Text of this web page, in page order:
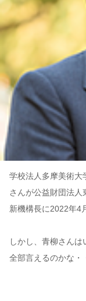
学校法人多摩美術大
さんが公益財団法
新機構長に2022年4
しかし、青柳さん
全部言えるのかな・